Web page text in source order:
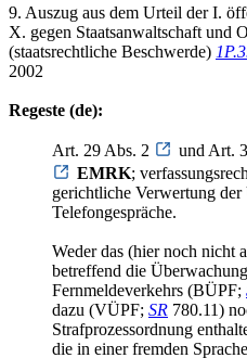
9. Auszug aus dem Urteil der I.
X. gegen Staatsanwaltschaft und
(staatsrechtliche Beschwerde)
2002
Regeste (de):
Art. 29 Abs. 2 und Art.
EMRK;
gerichtliche Verwertung
Telefongespräche.
Weder das (hier noch nicht
betreffend die
Fernmeldeverkehrs (BÜPF;
dazu (VÜPF; SR 780.11)
Strafprozessordnung
die in einer fremden